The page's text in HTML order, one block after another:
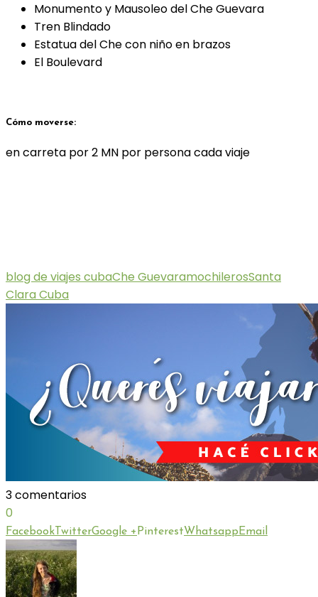
Monumento y Mausoleo del Che Guevara
Tren Blindado
Estatua del Che con niño en brazos
El Boulevard
Cómo moverse:
en carreta por 2 MN por persona cada viaje
blog de viajes cubaChe GuevaramochilerosSanta
Clara Cuba
3 comentarios
0
FacebookTwitterGoogle +PinterestWhatsappEmail